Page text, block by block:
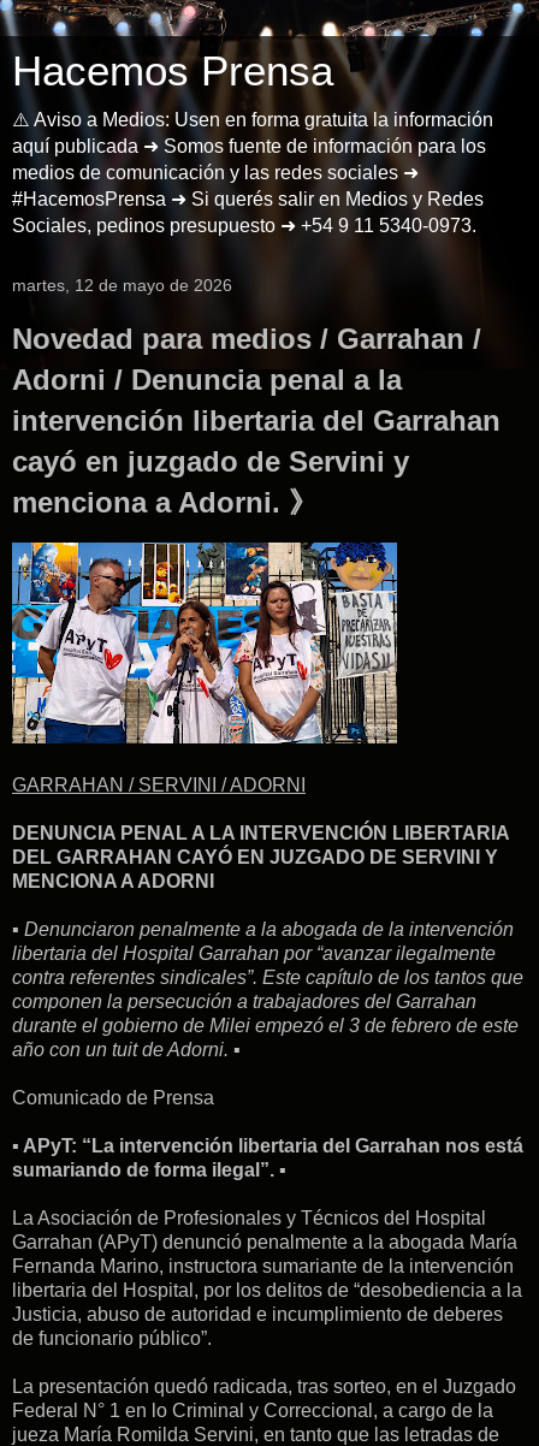
Hacemos Prensa
⚠️ Aviso a Medios: Usen en forma gratuita la información
aquí publicada ➜ Somos fuente de información para los
medios de comunicación y las redes sociales ➜
#HacemosPrensa ➜ Si querés salir en Medios y Redes
Sociales, pedinos presupuesto ➜ +54 9 11 5340-0973.
martes, 12 de mayo de 2026
Novedad para medios / Garrahan /
Adorni / Denuncia penal a la
intervención libertaria del Garrahan
cayó en juzgado de Servini y
menciona a Adorni. 》
GARRAHAN / SERVINI / ADORNI
DENUNCIA PENAL A LA INTERVENCIÓN LIBERTARIA
DEL GARRAHAN CAYÓ EN JUZGADO DE SERVINI Y
MENCIONA A ADORNI
▪︎ Denunciaron penalmente a la abogada de la intervención
libertaria del Hospital Garrahan por “avanzar ilegalmente
contra referentes sindicales”. Este capítulo de los tantos que
componen la persecución a trabajadores del Garrahan
durante el gobierno de Milei empezó el 3 de febrero de este
año con un tuit de Adorni. ▪︎
Comunicado de Prensa
▪︎ APyT: “La intervención libertaria del Garrahan nos está
sumariando de forma ilegal”. ▪︎
La Asociación de Profesionales y Técnicos del Hospital
Garrahan (APyT) denunció penalmente a la abogada María
Fernanda Marino, instructora sumariante de la intervención
libertaria del Hospital, por los delitos de “desobediencia a la
Justicia, abuso de autoridad e incumplimiento de deberes
de funcionario público”.
La presentación quedó radicada, tras sorteo, en el Juzgado
Federal N° 1 en lo Criminal y Correccional, a cargo de la
jueza María Romilda Servini, en tanto que las letradas de